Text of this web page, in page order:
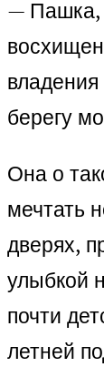
— Пашка,
берегу
Она о
мечтать
дверях,
улыбкой
почти
летней